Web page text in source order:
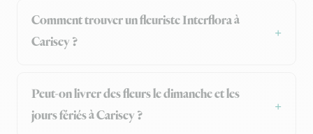
Comment trouver un fleuriste Interflora à
Carisey ?
Peut-on livrer des fleurs le dimanche et les
jours fériés à Carisey ?